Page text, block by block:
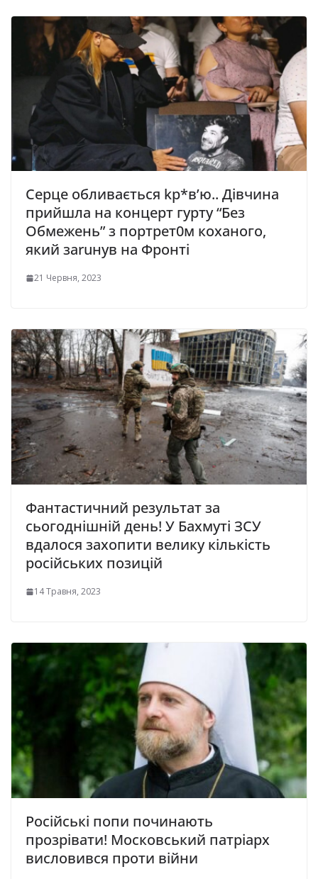
Серце обливається kр*в’ю.. Дівчина
прийшла на концерт гурту “Без
Обмежень” з портрет0м коханого,
який заruнув на Фронті
21 Червня, 2023
Фантастичний результат за
сьогоднішній день! У Бахмуті ЗСУ
вдалося захопити велику кількість
російських позицій
14 Травня, 2023
Російські попи починають
прозрівати! Московський патріарх
висловився проти війни